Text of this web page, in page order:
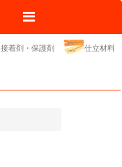
接着剤・保護剤 仕立材料